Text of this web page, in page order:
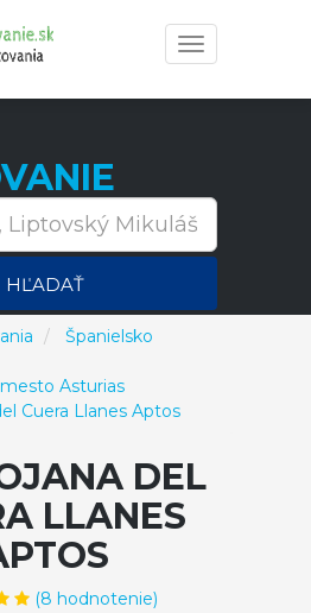
Toggle
navigation
HĽADAŤ
Španielsko
Asturias
Cuera Llanes Aptos
DEL
LLANES
(8 hodnotenie)